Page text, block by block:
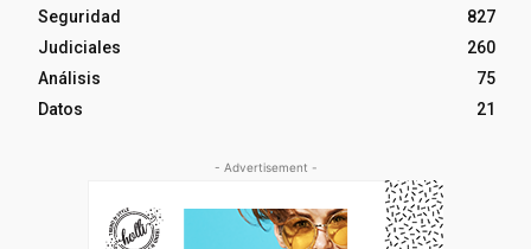
Seguridad
827
Judiciales
260
Análisis
75
Datos
21
- Advertisement -